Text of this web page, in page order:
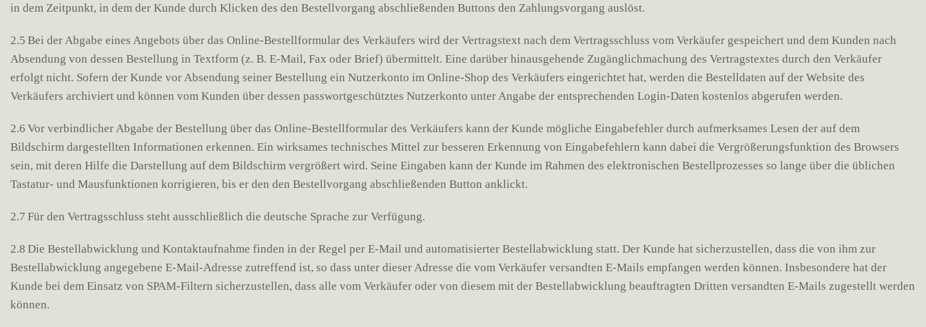
in dem Zeitpunkt, in dem der Kunde durch Klicken des den Bestellvorgang abschließenden Buttons den Zahlungsvorgang auslöst.
2.5 Bei der Abgabe eines Angebots über das Online-Bestellformular des Verkäufers wird der Vertragstext nach dem Vertragsschluss vom Verkäufer gespeichert und dem Kunden nach
Absendung von dessen Bestellung in Textform (z. B. E-Mail, Fax oder Brief) übermittelt. Eine darüber hinausgehende Zugänglichmachung des Vertragstextes durch den Verkäufer
erfolgt nicht. Sofern der Kunde vor Absendung seiner Bestellung ein Nutzerkonto im Online-Shop des Verkäufers eingerichtet hat, werden die Bestelldaten auf der Website des
Verkäufers archiviert und können vom Kunden über dessen passwortgeschütztes Nutzerkonto unter Angabe der entsprechenden Login-Daten kostenlos abgerufen werden.
2.6 Vor verbindlicher Abgabe der Bestellung über das Online-Bestellformular des Verkäufers kann der Kunde mögliche Eingabefehler durch aufmerksames Lesen der auf dem
Bildschirm dargestellten Informationen erkennen. Ein wirksames technisches Mittel zur besseren Erkennung von Eingabefehlern kann dabei die Vergrößerungsfunktion des Browsers
sein, mit deren Hilfe die Darstellung auf dem Bildschirm vergrößert wird. Seine Eingaben kann der Kunde im Rahmen des elektronischen Bestellprozesses so lange über die üblichen
Tastatur- und Mausfunktionen korrigieren, bis er den den Bestellvorgang abschließenden Button anklickt.
2.7 Für den Vertragsschluss steht ausschließlich die deutsche Sprache zur Verfügung.
2.8 Die Bestellabwicklung und Kontaktaufnahme finden in der Regel per E-Mail und automatisierter Bestellabwicklung statt. Der Kunde hat sicherzustellen, dass die von ihm zur
Bestellabwicklung angegebene E-Mail-Adresse zutreffend ist, so dass unter dieser Adresse die vom Verkäufer versandten E-Mails empfangen werden können. Insbesondere hat der
Kunde bei dem Einsatz von SPAM-Filtern sicherzustellen, dass alle vom Verkäufer oder von diesem mit der Bestellabwicklung beauftragten Dritten versandten E-Mails zugestellt werden
können.